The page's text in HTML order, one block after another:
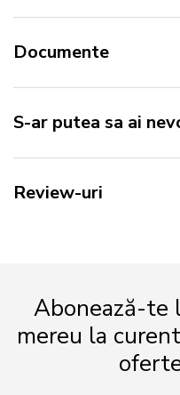
Documente
S-ar putea sa ai
Review-uri
Abonează-te
mereu la